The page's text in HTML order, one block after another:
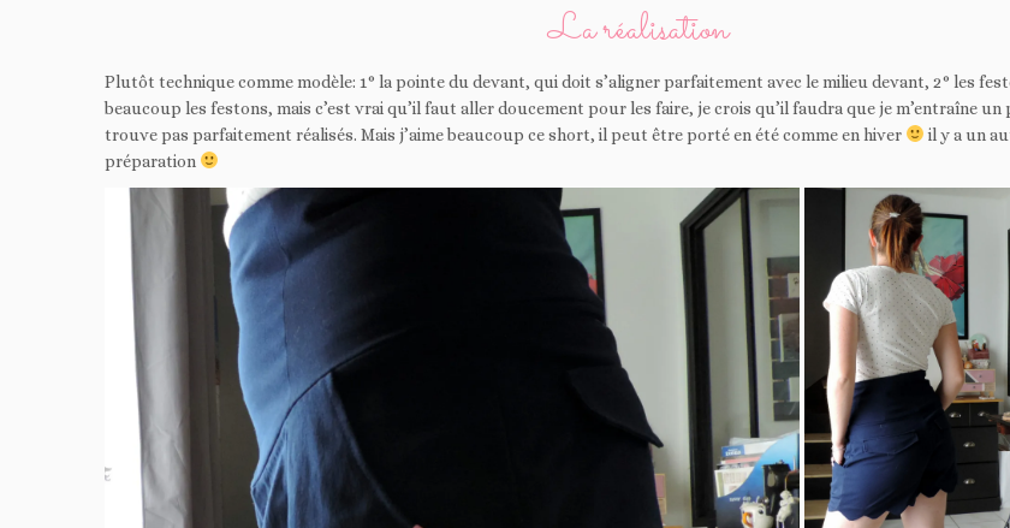
La réalisation
Plutôt technique comme modèle: 1° la pointe du devant, qui doit s’aligner parfaitement avec le milieu devant, 2° les
beaucoup les festons, mais c’est vrai qu’il faut aller doucement pour les faire, je crois qu’il faudra que je m’entraîne un
trouve pas parfaitement réalisés. Mais j’aime beaucoup ce short, il peut être porté en été comme en hiver
il y a un
préparation